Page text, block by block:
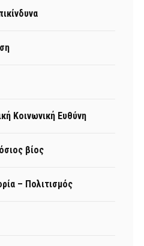
Κοινωνική Ευθύνη
βίος
– Πολιτισμός